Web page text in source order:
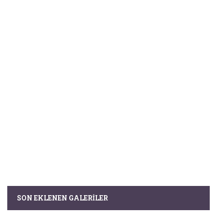
SON EKLENEN GALERILER